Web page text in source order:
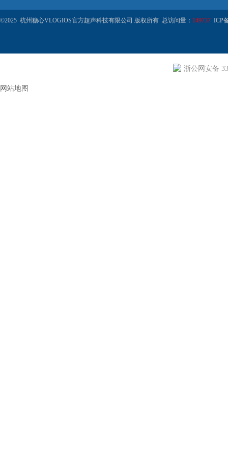
©2025 杭州糖心VLOGIOS官方超声科技有限公司 版权所有 总访问量： 149737 ICP
浙公网安备
网站地图